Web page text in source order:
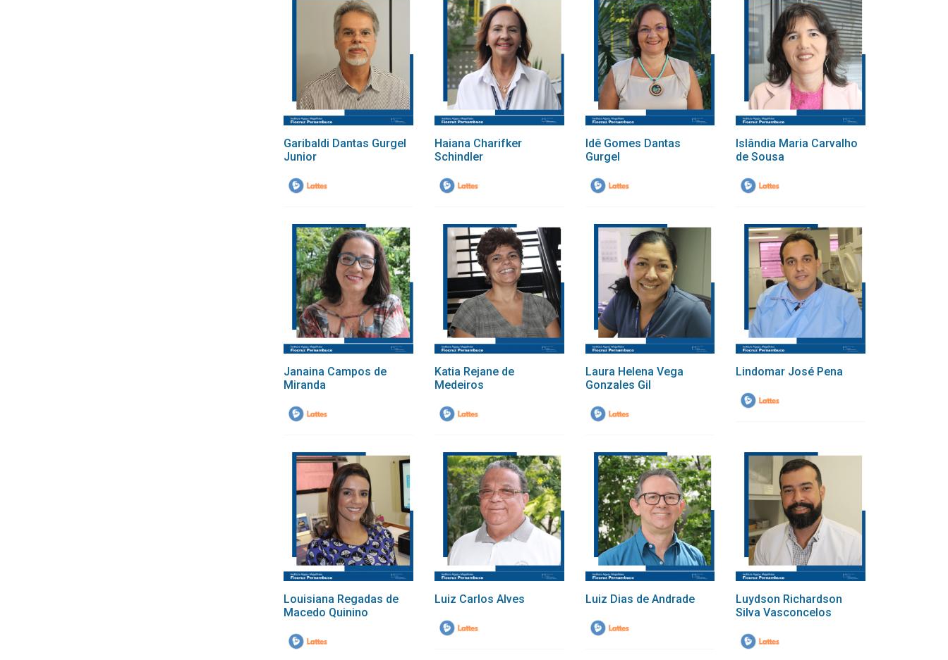
Garibaldi Dantas Gurgel
Junior
Haiana Charifker
Schindler
Idê Gomes Dantas
Gurgel
Islândia Maria Carvalho
de Sousa
Janaina Campos de
Miranda
Katia Rejane de
Medeiros
Laura Helena Vega
Gonzales Gil
Lindomar José Pena
Louisiana Regadas de
Macedo Quinino
Luiz Carlos Alves Luiz Dias de Andrade
Luydson Richardson
Silva Vasconcelos